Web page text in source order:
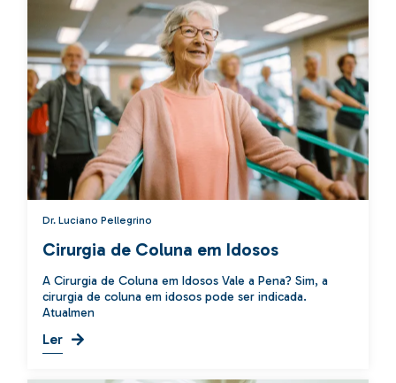
Dr. Luciano Pellegrino
Cirurgia de Coluna em Idosos
A Cirurgia de Coluna em Idosos Vale a Pena? Sim, a
cirurgia de coluna em idosos pode ser indicada.
Atualmen
Ler